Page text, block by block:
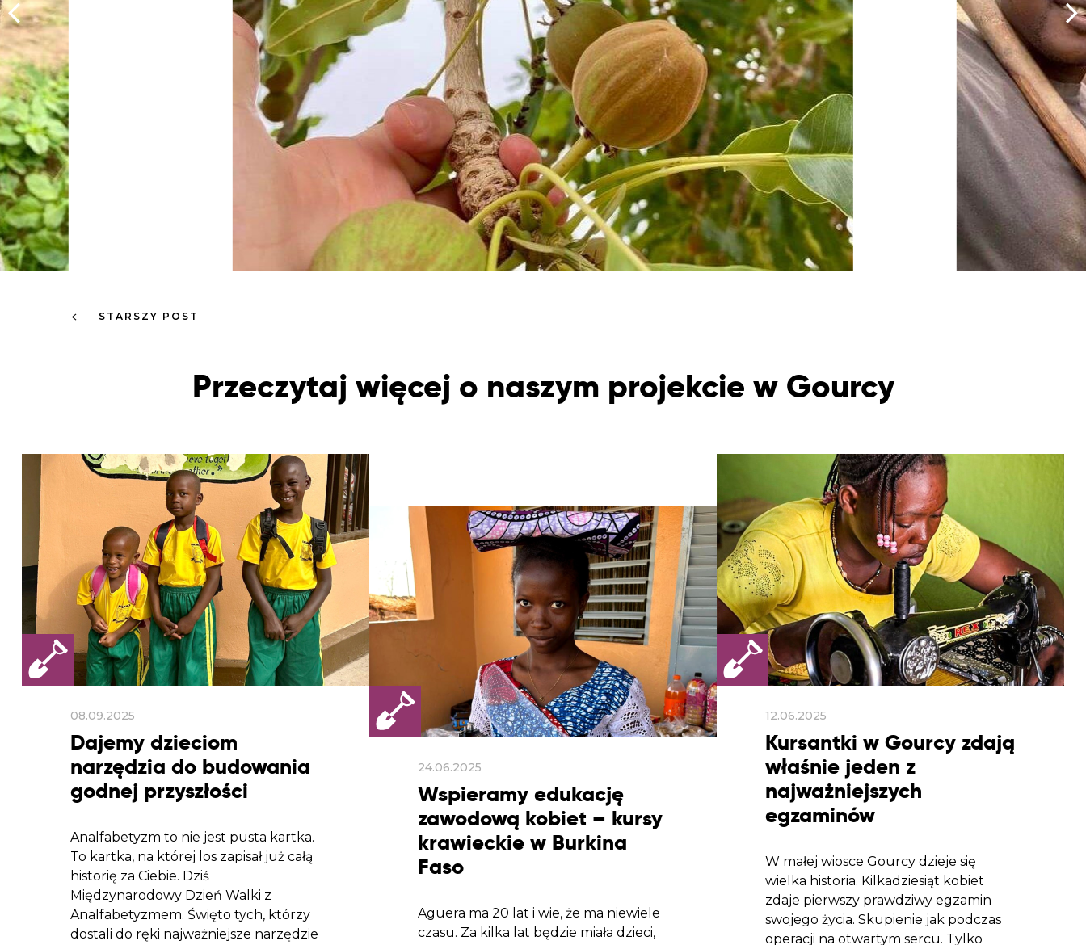
STARSZY POST
Przeczytaj więcej o naszym projekcie w Gourcy
08.09.2025
Dajemy dzieciom
narzędzia do budowania
godnej przyszłości
Analfabetyzm to nie jest pusta kartka.
To kartka, na której los zapisał już całą
historię za Ciebie. Dziś
Międzynarodowy Dzień Walki z
Analfabetyzmem. Święto tych, którzy
dostali do ręki najważniejsze narzędzie
24.06.2025
Wspieramy edukację
zawodową kobiet – kursy
krawieckie w Burkina
Faso
Aguera ma 20 lat i wie, że ma niewiele
czasu. Za kilka lat będzie miała dzieci,
12.06.2025
Kursantki w Gourcy zdają
właśnie jeden z
najważniejszych
egzaminów
W małej wiosce Gourcy dzieje się
wielka historia. Kilkadziesiąt kobiet
zdaje pierwszy prawdziwy egzamin
swojego życia. Skupienie jak podczas
operacji na otwartym sercu. Tylko